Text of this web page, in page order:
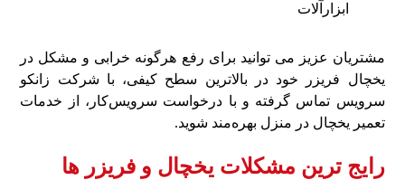
ابزارآلات
مشتریان عزیز می‌ توانید برای رفع هرگونه خرابی و مشکل در
یخچال فریزر خود در بالاترین سطح کیفی، با شرکت زانکو
سرویس تماس گرفته و با درخواست سرویس‌کار، از خدمات
تعمیر یخچال در منزل بهره‌مند شوید.
رایج ترین مشکلات یخچال و فریزر ها